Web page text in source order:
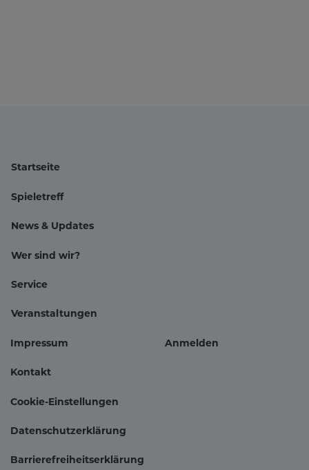
Hauptnavigation
Startseite
Spieletreff
News & Updates
Wer sind wir?
Service
Veranstaltungen
Fußbereichsmenü
Impressum
Kontakt
Cookie-Einstellungen
Datenschutzerklärung
Barrierefreiheitserklärung
Anmelden